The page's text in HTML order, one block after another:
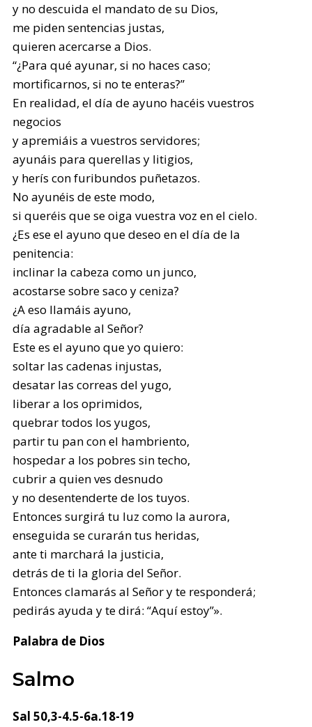
y no descuida el mandato de su Dios,
me piden sentencias justas,
quieren acercarse a Dios.
“¿Para qué ayunar, si no haces caso;
mortificarnos, si no te enteras?”
En realidad, el día de ayuno hacéis vuestros
negocios
y apremiáis a vuestros servidores;
ayunáis para querellas y litigios,
y herís con furibundos puñetazos.
No ayunéis de este modo,
si queréis que se oiga vuestra voz en el cielo.
¿Es ese el ayuno que deseo en el día de la
penitencia:
inclinar la cabeza como un junco,
acostarse sobre saco y ceniza?
¿A eso llamáis ayuno,
día agradable al Señor?
Este es el ayuno que yo quiero:
soltar las cadenas injustas,
desatar las correas del yugo,
liberar a los oprimidos,
quebrar todos los yugos,
partir tu pan con el hambriento,
hospedar a los pobres sin techo,
cubrir a quien ves desnudo
y no desentenderte de los tuyos.
Entonces surgirá tu luz como la aurora,
enseguida se curarán tus heridas,
ante ti marchará la justicia,
detrás de ti la gloria del Señor.
Entonces clamarás al Señor y te responderá;
pedirás ayuda y te dirá: “Aquí estoy”».
Palabra de Dios
Salmo
Sal 50,3-4.5-6a.18-19